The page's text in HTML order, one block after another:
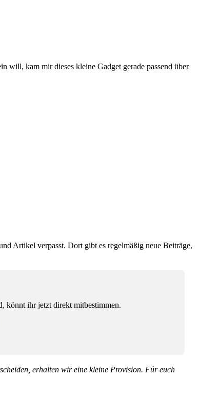
will, kam mir dieses kleine Gadget gerade passend über
Artikel verpasst. Dort gibt es regelmäßig neue Beiträge,
könnt ihr jetzt direkt mitbestimmen.
erhalten wir eine kleine Provision. Für euch